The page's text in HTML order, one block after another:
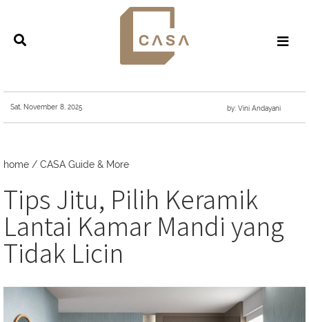
Sat, November 8, 2025 by: Vini Andayani
home / CASA Guide & More
Tips Jitu, Pilih Keramik
Lantai Kamar Mandi yang
Tidak Licin